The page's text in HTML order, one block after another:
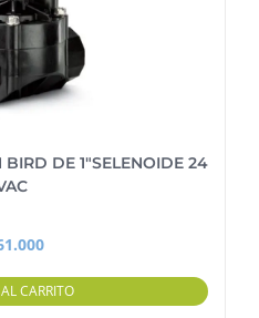
BIRD DE 1″SELENOIDE 24
CARRITO